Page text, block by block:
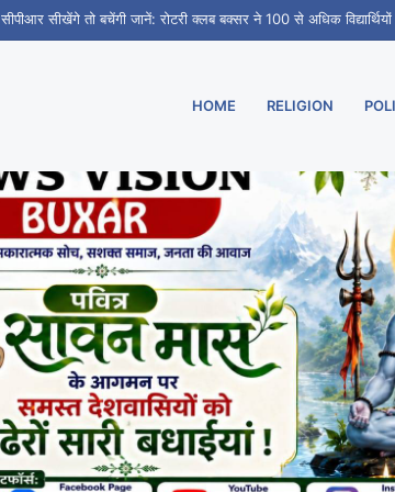
सीपीआर सीखेंगे तो बचेंगी जानें: रोटरी क्लब बक्सर ने 100 से अधिक विद्यार्थियों
HOME RELIGION